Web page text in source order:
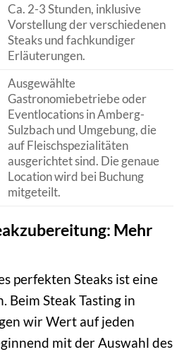
Ca. 2-3 Stunden, inklusive
Vorstellung der verschiedenen
Steaks und fachkundiger
Erläuterungen.
Ausgewählte
Gastronomiebetriebe oder
Eventlocations in Amberg-
Sulzbach und Umgebung, die
auf Fleischspezialitäten
ausgerichtet sind. Die genaue
Location wird bei Buchung
mitgeteilt.
Mehr
perfekten Steaks ist eine
Beim Steak Tasting in
wir Wert auf jeden
mit der Auswahl des